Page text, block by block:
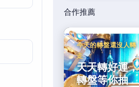
合作推薦
今天的轉盤還沒人轉
走
天天轉好運，
轉盤等你抽